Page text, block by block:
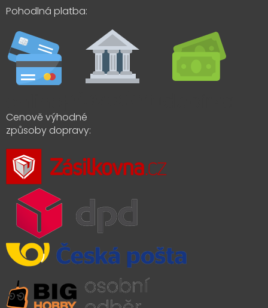
Pohodlná platba:
Cenově výhodné
způsoby dopravy: